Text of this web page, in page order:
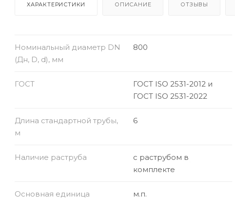
ХАРАКТЕРИСТИКИ ОПИСАНИЕ ОТЗЫВЫ
Номинальный диаметр DN
(Дн, D, d), мм
800
ГОСТ
ГОСТ ISO 2531-2012 и
ГОСТ ISO 2531-2022
Длина стандартной трубы,
м
6
Наличие раструба
с раструбом в
комплекте
Основная единица
м.п.